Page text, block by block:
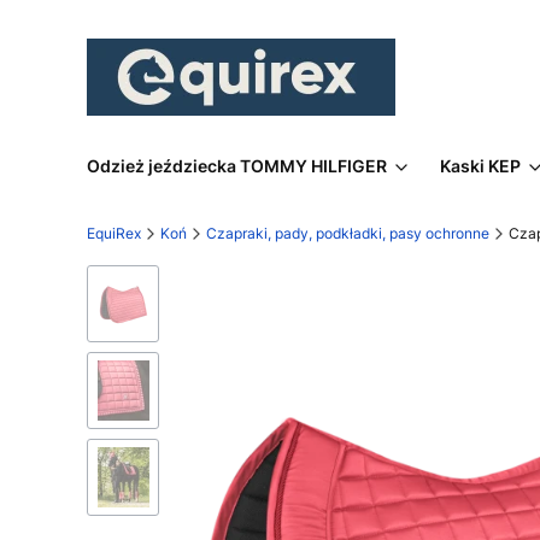
Odzież jeździecka TOMMY HILFIGER Kaski KEP
EquiRex Koń Czapraki, pady, podkładki, pasy ochronne